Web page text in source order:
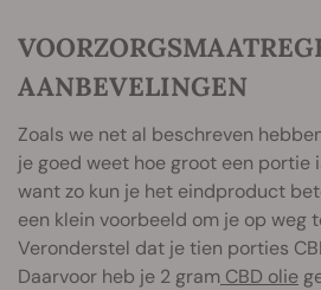
AANBEVELINGEN
Zoals we net al beschreven
je goed weet hoe groot een portie
want zo kun je het eindproduct
een klein voorbeeld om je op weg
Veronderstel dat je tien porties
Daarvoor heb je 2 gram CBD olie